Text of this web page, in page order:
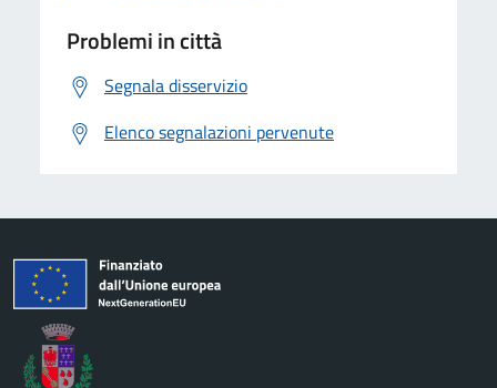
Problemi in città
Segnala disservizio
Elenco segnalazioni pervenute